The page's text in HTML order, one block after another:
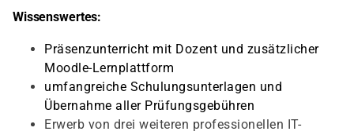
Wissenswertes:
Präsenzunterricht mit Dozent und zusätzlicher
Moodle-Lernplattform
umfangreiche Schulungsunterlagen und
Übernahme aller Prüfungsgebühren
Erwerb von drei weiteren professionellen IT-